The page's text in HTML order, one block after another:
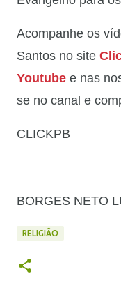
Acompanhe os
Santos no site
Youtube e nas
se no canal e
CLICKPB
BORGES NETO
RELIGIÃO